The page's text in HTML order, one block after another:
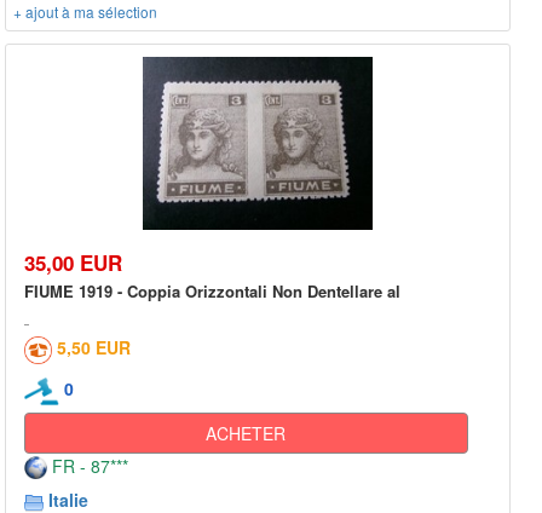
+ ajout à ma sélection
35,00 EUR
FIUME 1919 - Coppia Orizzontali Non Dentellare al
5,50 EUR
0
ACHETER
FR - 87***
Italie